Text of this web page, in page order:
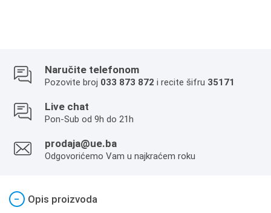
Naručite telefonom
Pozovite broj 033 873 872 i recite šifru 35171
Live chat
Pon-Sub od 9h do 21h
prodaja@ue.ba
Odgovorićemo Vam u najkraćem roku
− Opis proizvoda